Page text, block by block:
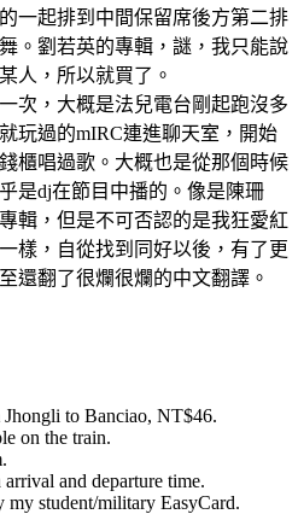
一起排到中間保留席後方第二排
。劉若英的專輯，謎，我只能說
人，所以就買了。
，大概是法兒電台剛起跑沒多
玩過的mIRC連進聊天室，開始
櫃唱過歌。大概也是從那個時候
是dj在節目中播的。像是陳珊
輯，但是不可否認的是我狂愛紅
樣，自從找到同好以後，有了更
還翻了很爛很爛的中文翻譯。
to Banciao, NT$46.
on the train.
and departure time.
my student/military EasyCard.